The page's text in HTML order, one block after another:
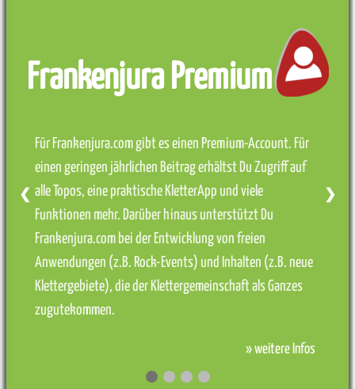
Frankenjura Premium
Für Frankenjura.com gibt es einen Premium-Account. Für
einen geringen jährlichen Beitrag erhältst Du Zugriff auf
alle Topos, eine praktische KletterApp und viele
Funktionen mehr. Darüber hinaus unterstützt Du
Frankenjura.com bei der Entwicklung von freien
Anwendungen (z.B. Rock-Events) und Inhalten (z.B. neue
Klettergebiete), die der Klettergemeinschaft als Ganzes
zugutekommen.
» weitere Infos
❮ ❯